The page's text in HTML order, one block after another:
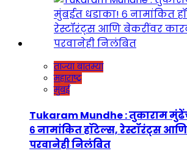
ताज्या बातम्या
महाराष्ट्र
मुंबई
Tukaram Mundhe : तुकाराम
६ नामांकित हॉटेल्स, रेस्टॉरंट्स
परवानेही निलंबित